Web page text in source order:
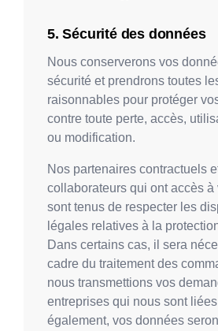
Sécurité des données
Nous conserverons vos
sécurité et prendrons toutes
raisonnables pour protéger
contre toute perte, accès,
ou modification.
Nos partenaires contractuels
collaborateurs qui ont accès à
sont tenus de respecter les
légales relatives à la
Dans certains cas, il sera
cadre du traitement des
nous transmettions vos
entreprises qui nous sont
également, vos données